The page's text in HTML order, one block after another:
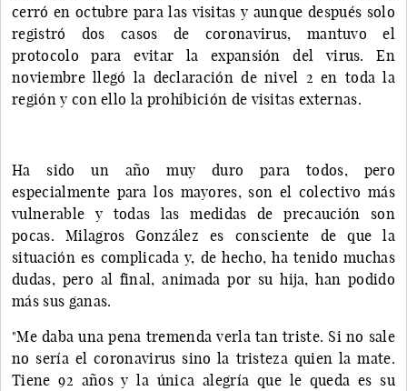
cerró en octubre para las visitas y aunque después solo
registró dos casos de coronavirus, mantuvo el
protocolo para evitar la expansión del virus. En
noviembre llegó la declaración de nivel 2 en toda la
región y con ello la prohibición de visitas externas.
Ha sido un año muy duro para todos, pero
especialmente para los mayores, son el colectivo más
vulnerable y todas las medidas de precaución son
pocas. Milagros González es consciente de que la
situación es complicada y, de hecho, ha tenido muchas
dudas, pero al final, animada por su hija, han podido
más sus ganas.
"Me daba una pena tremenda verla tan triste. Si no sale
no sería el coronavirus sino la tristeza quien la mate.
Tiene 92 años y la única alegría que le queda es su